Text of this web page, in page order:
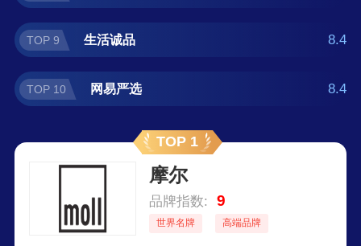
TOP 9 生活诚品 8.4
TOP 10 网易严选 8.4
TOP 1
摩尔
品牌指数: 9
世界名牌 高端品牌